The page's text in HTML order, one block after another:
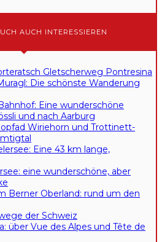
AUCH INTERESSIEREN
Gletscherweg Pontresina
Die schönste Wanderung
Eine wunderschöne
und nach Aarburg
Wiriehorn und Trottinett-
Eine 43 km lange,
eine wunderschöne, aber
Berner Oberland: rund um den
der Schweiz
über Vue des Alpes und Tête de